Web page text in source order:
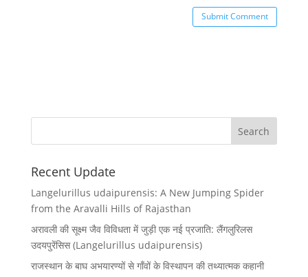
Recent Update
Langelurillus udaipurensis: A New Jumping Spider
from the Aravalli Hills of Rajasthan
अरावली की सूक्ष्म जैव विविधता में जुड़ी एक नई प्रजाति: लैंगलुरिलस
उदयपुरेंसिस (Langelurillus udaipurensis)
राजस्थान के बाघ अभयारण्यों से गाँवों के विस्थापन की तथ्यात्मक कहानी